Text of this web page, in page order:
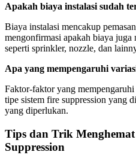
Apakah biaya instalasi sudah
Biaya instalasi mencakup
mengonfirmasi apakah biaya
seperti sprinkler, nozzle, dan
Apa yang mempengaruhi
Faktor-faktor yang
tipe sistem fire suppression yang
yang diperlukan.
Tips dan Trik
Suppression